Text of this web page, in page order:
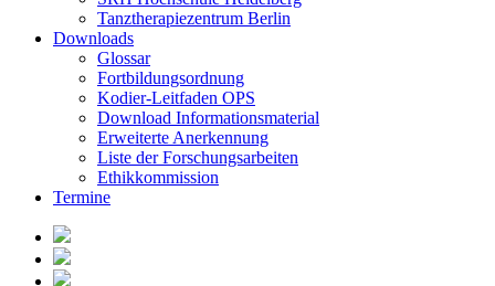
Tanztherapiezentrum Berlin
Downloads
Glossar
Fortbildungsordnung
Kodier-Leitfaden OPS
Download Informationsmaterial
Erweiterte Anerkennung
Liste der Forschungsarbeiten
Ethikkommission
Termine